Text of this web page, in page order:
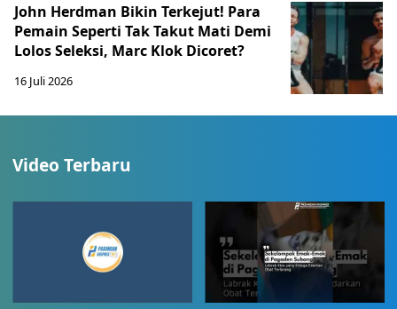
John Herdman Bikin Terkejut! Para
Pemain Seperti Tak Takut Mati Demi
Lolos Seleksi, Marc Klok Dicoret?
16 Juli 2026
Video Terbaru